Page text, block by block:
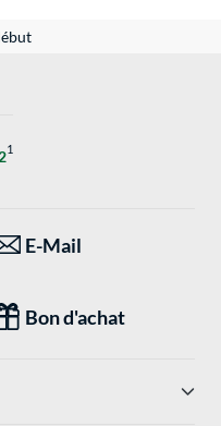
1
E-Mail
Bon d'achat